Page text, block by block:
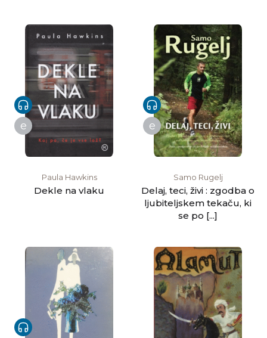
e
Paula Hawkins
Dekle na vlaku
e
Samo Rugelj
Delaj, teci, živi : zgodba o
ljubiteljskem tekaču, ki
se po [...]